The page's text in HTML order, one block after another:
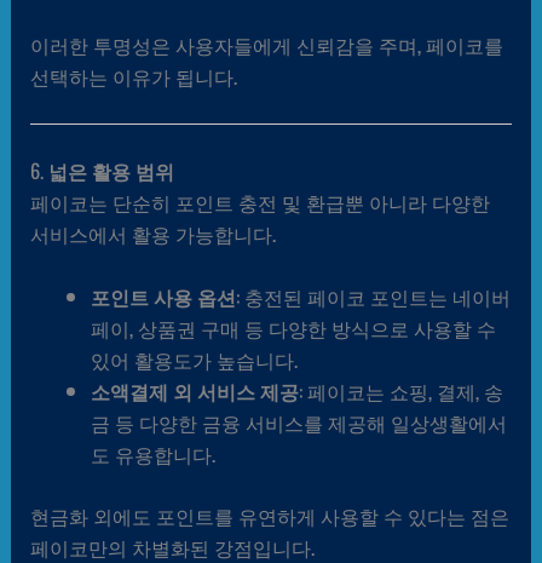
이러한 투명성은 사용자들에게 신뢰감을 주며, 페이코를
선택하는 이유가 됩니다.
6. 넓은 활용 범위
페이코는 단순히 포인트 충전 및 환급뿐 아니라 다양한
서비스에서 활용 가능합니다.
포인트 사용 옵션: 충전된 페이코 포인트는 네이버
페이, 상품권 구매 등 다양한 방식으로 사용할 수
있어 활용도가 높습니다.
소액결제 외 서비스 제공: 페이코는 쇼핑, 결제, 송
금 등 다양한 금융 서비스를 제공해 일상생활에서
도 유용합니다.
현금화 외에도 포인트를 유연하게 사용할 수 있다는 점은
페이코만의 차별화된 강점입니다.